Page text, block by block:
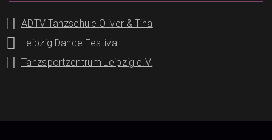
ADTV Tanzschule Oliver & Tina
Leipzig Dance Festival
Tanzsportzentrum Leipzig e.V.